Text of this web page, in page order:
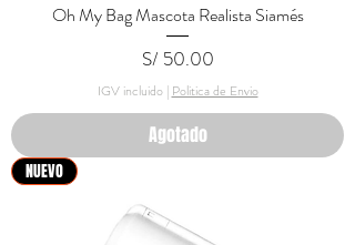
Oh My Bag Mascota Realista Siamés
Precio
S/ 50.00
IGV incluido| Politica de Envio
Agotado
NUEVO